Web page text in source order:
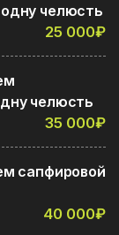
челюсть
25 000₽
челюсть
35 000₽
сапфировой
40 000₽